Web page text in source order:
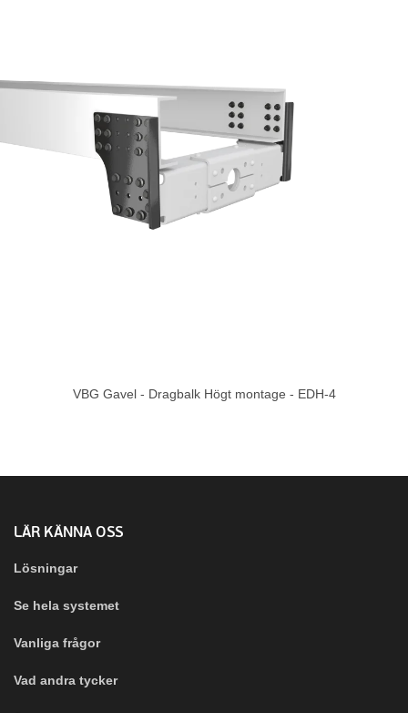
VBG Gavel - Dragbalk Högt montage - EDH-4
LÄR KÄNNA OSS
Lösningar
Se hela systemet
Vanliga frågor
Vad andra tycker